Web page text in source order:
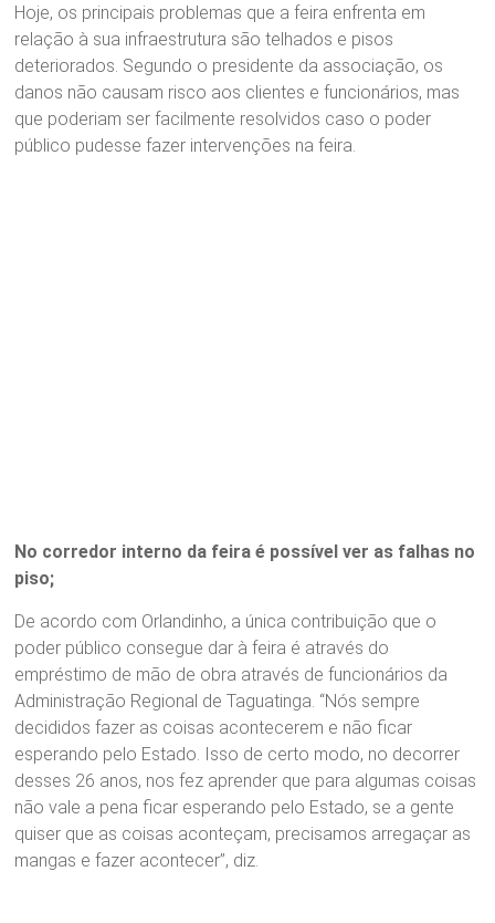
Hoje, os principais problemas que a feira enfrenta em
relação à sua infraestrutura são telhados e pisos
deteriorados. Segundo o presidente da associação, os
danos não causam risco aos clientes e funcionários, mas
que poderiam ser facilmente resolvidos caso o poder
público pudesse fazer intervenções na feira.
No corredor interno da feira é possível ver as falhas no
piso;
De acordo com Orlandinho, a única contribuição que o
poder público consegue dar à feira é através do
empréstimo de mão de obra através de funcionários da
Administração Regional de Taguatinga. “Nós sempre
decididos fazer as coisas acontecerem e não ficar
esperando pelo Estado. Isso de certo modo, no decorrer
desses 26 anos, nos fez aprender que para algumas coisas
não vale a pena ficar esperando pelo Estado, se a gente
quiser que as coisas aconteçam, precisamos arregaçar as
mangas e fazer acontecer”, diz.